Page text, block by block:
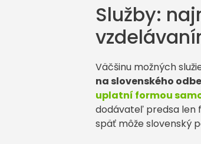
Služby:
Väčšinu možných
na slovenského
uplatní formou
dodávateľ predsa len
späť môže slovenský